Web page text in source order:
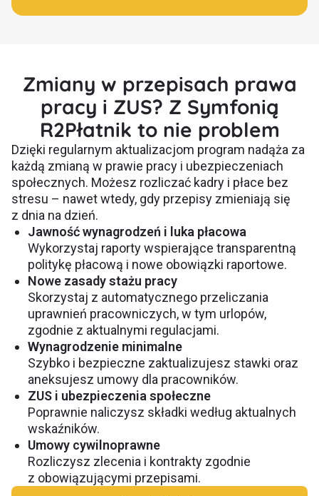
Zmiany w przepisach prawa
pracy i ZUS? Z Symfonią
R2Płatnik to nie problem
Dzięki regularnym aktualizacjom program nadąża za
każdą zmianą w prawie pracy i ubezpieczeniach
społecznych. Możesz rozliczać kadry i płace bez
stresu – nawet wtedy, gdy przepisy zmieniają się
z dnia na dzień.
Jawność wynagrodzeń i luka płacowa
Wykorzystaj raporty wspierające transparentną
politykę płacową i nowe obowiązki raportowe.
Nowe zasady stażu pracy
Skorzystaj z automatycznego przeliczania
uprawnień pracowniczych, w tym urlopów,
zgodnie z aktualnymi regulacjami.
Wynagrodzenie minimalne
Szybko i bezpieczne zaktualizujesz stawki oraz
aneksujesz umowy dla pracowników.
ZUS i ubezpieczenia społeczne
Poprawnie naliczysz składki według aktualnych
wskaźników.
Umowy cywilnoprawne
Rozliczysz zlecenia i kontrakty zgodnie
z obowiązującymi przepisami.